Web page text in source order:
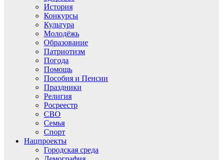
История
Конкурсы
Культура
Молодёжь
Образование
Патриотизм
Погода
Помощь
Пособия и Пенсии
Праздники
Религия
Росреестр
СВО
Семья
Спорт
Нацпроекты
Городская среда